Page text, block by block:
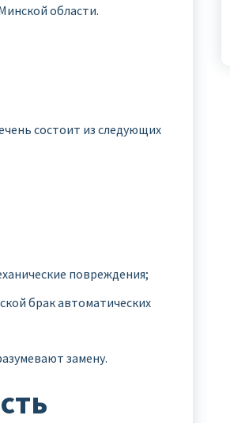
области.
состоит из следующих
повреждения;
брак автоматических
замену.